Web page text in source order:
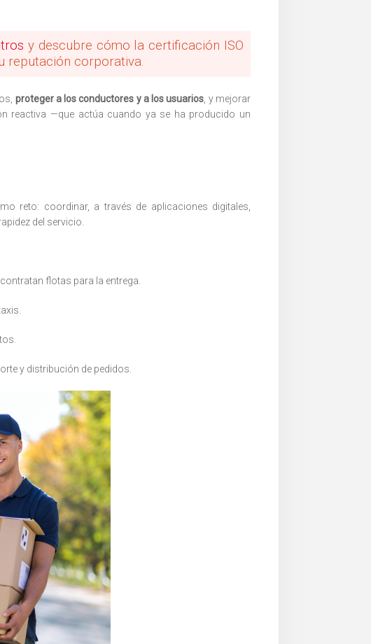
y descubre cómo la certificación ISO
reputación corporativa.
proteger a los conductores y a los usuarios , y mejorar
reactiva —que actúa cuando ya se ha producido un
reto: coordinar, a través de aplicaciones digitales,
del servicio.
flotas para la entrega.
y distribución de pedidos.